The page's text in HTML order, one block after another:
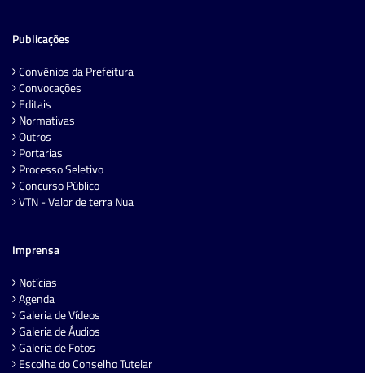
Publicações
Convênios da Prefeitura
Convocações
Editais
Normativas
Outros
Portarias
Processo Seletivo
Concurso Público
VTN - Valor de terra Nua
Imprensa
Notícias
Agenda
Galeria de Vídeos
Galeria de Áudios
Galeria de Fotos
Escolha do Conselho Tutelar